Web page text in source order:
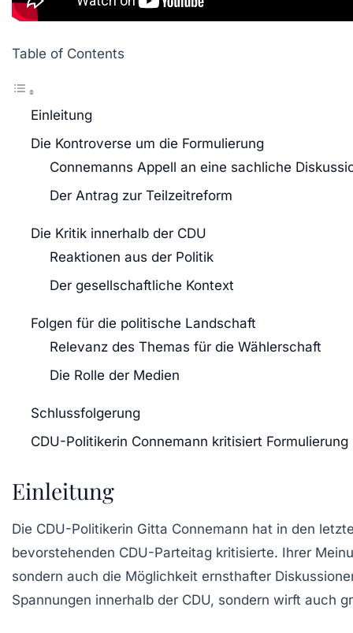
Table of Contents
Einleitung
Die Kontroverse um die Formulierung
Connemanns Appell an eine sachliche
Der Antrag zur Teilzeitreform
Die Kritik innerhalb der CDU
Reaktionen aus der Politik
Der gesellschaftliche Kontext
Folgen für die politische Landschaft
Relevanz des Themas für die Wählerschaft
Die Rolle der Medien
Schlussfolgerung
CDU-Politikerin Connemann kritisiert
Einleitung
Die CDU-Politikerin Gitta Connemann hat in den
bevorstehenden CDU-Parteitag kritisierte. Ihrer
sondern auch die Möglichkeit ernsthafter
Spannungen innerhalb der CDU, sondern wirft auch